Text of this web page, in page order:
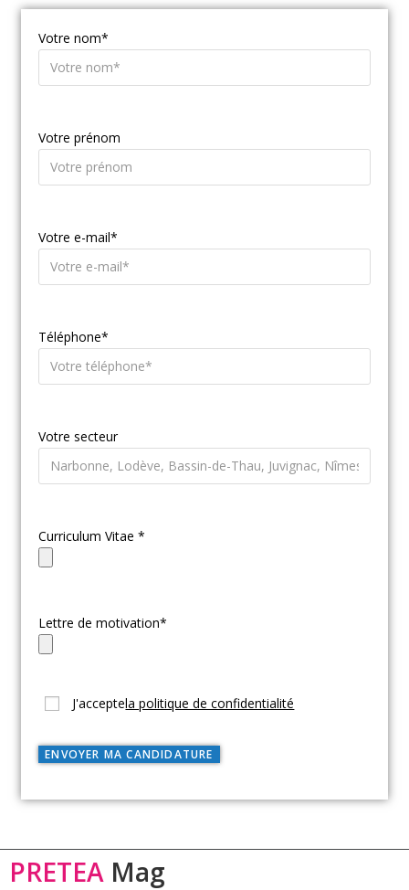
Votre nom*
Votre prénom
Votre e-mail*
Téléphone*
Votre secteur
Curriculum Vitae *
Lettre de motivation*
J'acceptela politique de confidentialité
PRETEA Mag